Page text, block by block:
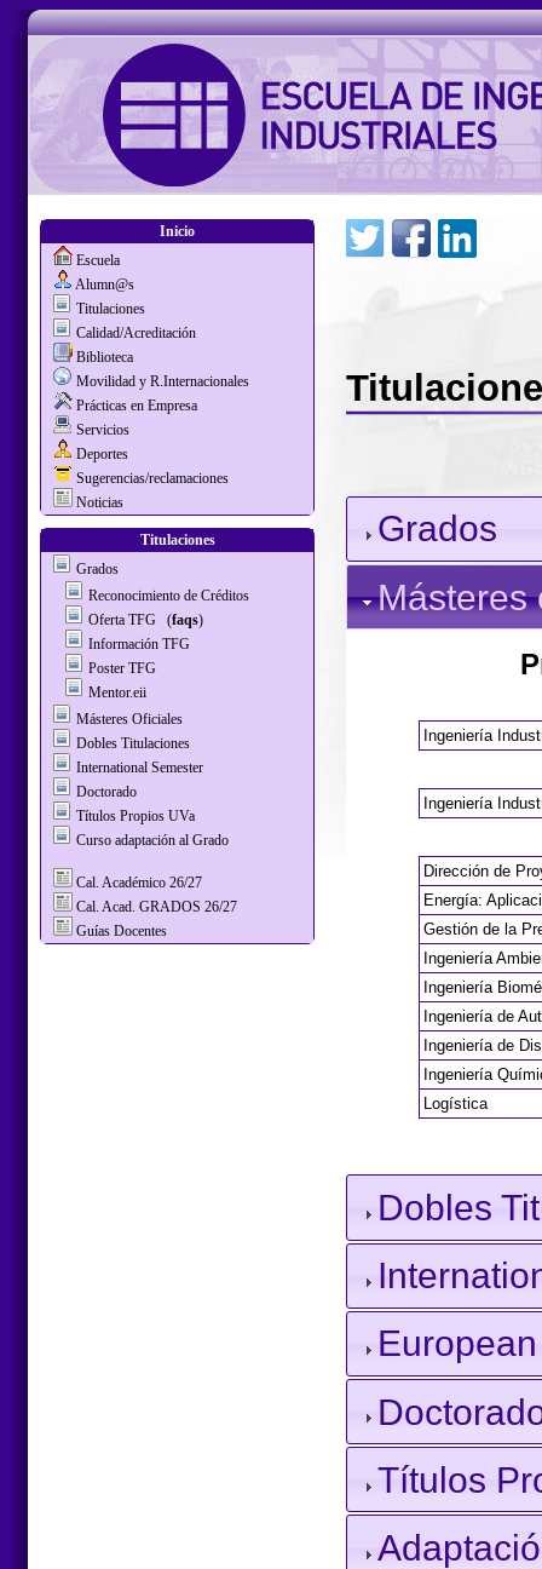
Inicio
Escuela
Alumn@s
Titulaciones
Calidad/Acreditación
Biblioteca
Movilidad y R.Internacionales
Prácticas en Empresa
Servicios
Deportes
Sugerencias/reclamaciones
Noticias
Titulaciones
Grados
Reconocimiento de Créditos
Oferta TFG (faqs)
Información TFG
Poster TFG
Mentor.eii
Másteres Oficiales
Dobles Titulaciones
International Semester
Doctorado
Títulos Propios UVa
Curso adaptación al Grado
Cal. Académico 26/27
Cal. Acad. GRADOS 26/27
Guías Docentes
Grados
Másteres
Ingeniería
Ingeniería
Dirección de
Energía:
Gestión de la
Ingeniería
Ingeniería
Ingeniería de
Ingeniería de
Ingeniería
Logística
Dobles
Títulos